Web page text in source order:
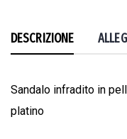
DESCRIZIONE
Sandalo infradito in
platino